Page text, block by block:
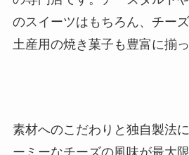
のスイーツはもちろん、チー
土産用の焼き菓子も豊富に揃っ
素材へのこだわりと独自製法